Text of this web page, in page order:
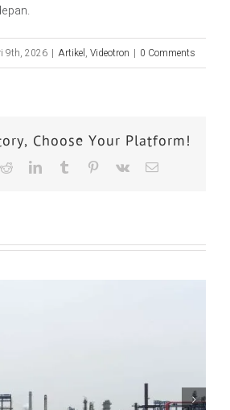
9th, 2026 | Artikel, Videotron | 0 Comments
Choose Your Platform!